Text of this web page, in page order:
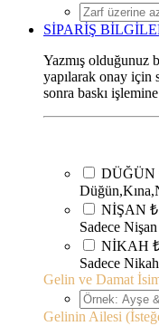
SİPARİŞ
Yazmış olduğunuz
yapılarak onay için
sonra baskı işlemine
DÜĞÜN
NİŞAN ₺
Sadece
NİKAH
Sadece
Gelin ve Damat
Gelinin Ailesi